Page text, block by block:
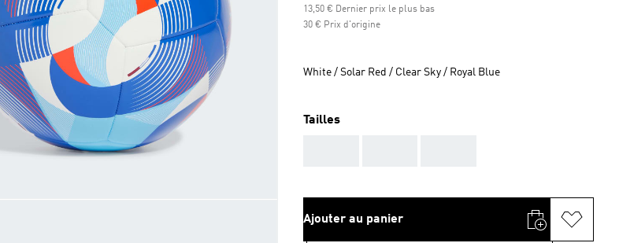
13,50 € Dernier prix le plus bas
30 € Prix d'origine
White / Solar Red / Clear Sky / Royal Blue
Tailles
Ajouter au panier